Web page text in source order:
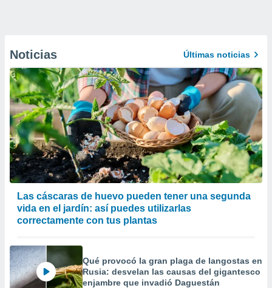
Noticias Últimas noticias
Las cáscaras de huevo pueden tener una segunda
vida en el jardín: así puedes utilizarlas
correctamente con tus plantas
Qué provocó la gran plaga de langostas en
Rusia: desvelan las causas del gigantesco
enjambre que invadió Daguestán